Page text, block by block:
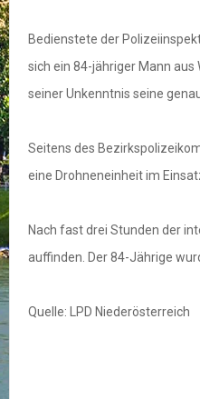
Bedienstete der
sich ein 84-jähriger Mann
seiner Unkenntnis seine
Seitens des
eine Drohneneinheit im
Nach fast drei Stunden der
auffinden. Der 84-Jährige
Quelle: LPD Niederösterreich